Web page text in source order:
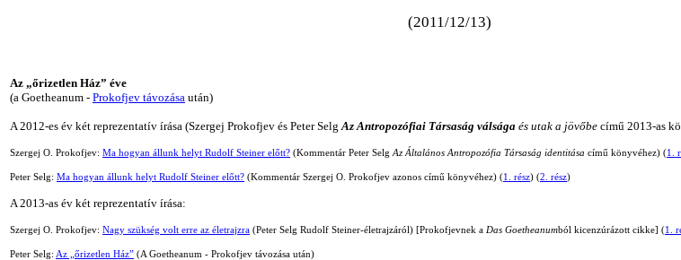
(2011/12/13)
Az „őrizetlen Ház” éve
(a Goetheanum - Prokofjev távozása után)
A 2012-es év két reprezentatív írása (Szergej Prokofjev és Peter SelgAz Antropozófiai Társaság válsága és utak a jövőbe című 2013-as
Szergej O. Prokofjev: Ma hogyan állunk helyt Rudolf Steiner előtt? (Kommentár Peter Selg Az Általános Antropozófia Társaság identitása című könyvéhez) (1.
Peter Selg: Ma hogyan állunk helyt Rudolf Steiner előtt? (Kommentár Szergej O. Prokofjev azonos című könyvéhez) (1. rész) (2. rész)
A 2013-as év két reprezentatív írása:
Szergej O. Prokofjev: Nagy szükség volt erre az életrajzra (Peter Selg Rudolf Steiner-életrajzáról) [Prokofjevnek a Das Goetheanumból kicenzúrázott cikke] (1.
Peter Selg: Az „őrizetlen Ház” (A Goetheanum - Prokofjev távozása után)